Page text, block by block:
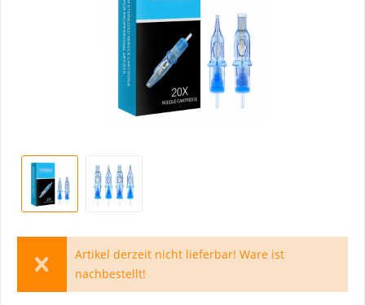
Artikel derzeit nicht lieferbar! Ware ist
nachbestellt!